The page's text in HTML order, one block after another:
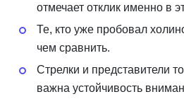
отмечает отклик именно в
Те, кто уже пробовал
чем сравнить.
Стрелки и представители
важна устойчивость